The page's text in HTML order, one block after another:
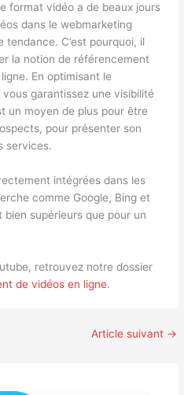
format vidéo a de beaux jours
dans le webmarketing
C’est pourquoi, il
la notion de référencement
En optimisant le
garantissez une visibilité
un moyen de plus pour être
pour présenter son
services.
intégrées dans les
comme Google, Bing et
supérieurs que pour un
retrouvez notre dossier
de vidéos en ligne.
Article suivant →